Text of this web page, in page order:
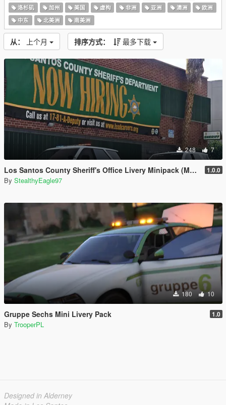
洛杉矶
加州 美国 虚构 非洲 亚洲 澳洲
欧洲
中东
北美洲 南美洲
从： 上个月 排序方式： 最多下载
248 7
Los Santos County Sheriff's Office Livery Minipack (Multnomah County, WA) 1.0.0
By StealthyEagle97
180 10
Gruppe Sechs Mini Livery Pack 1.0
By TrooperPL
Designed in Alderney